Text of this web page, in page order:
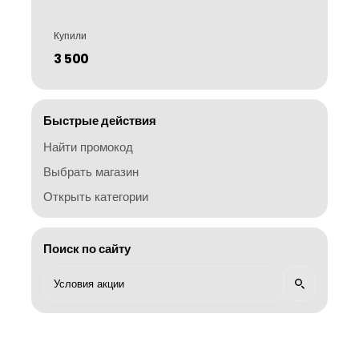
Купили
3 500
Быстрые действия
Найти промокод
Выбрать магазин
Открыть категории
Поиск по сайту